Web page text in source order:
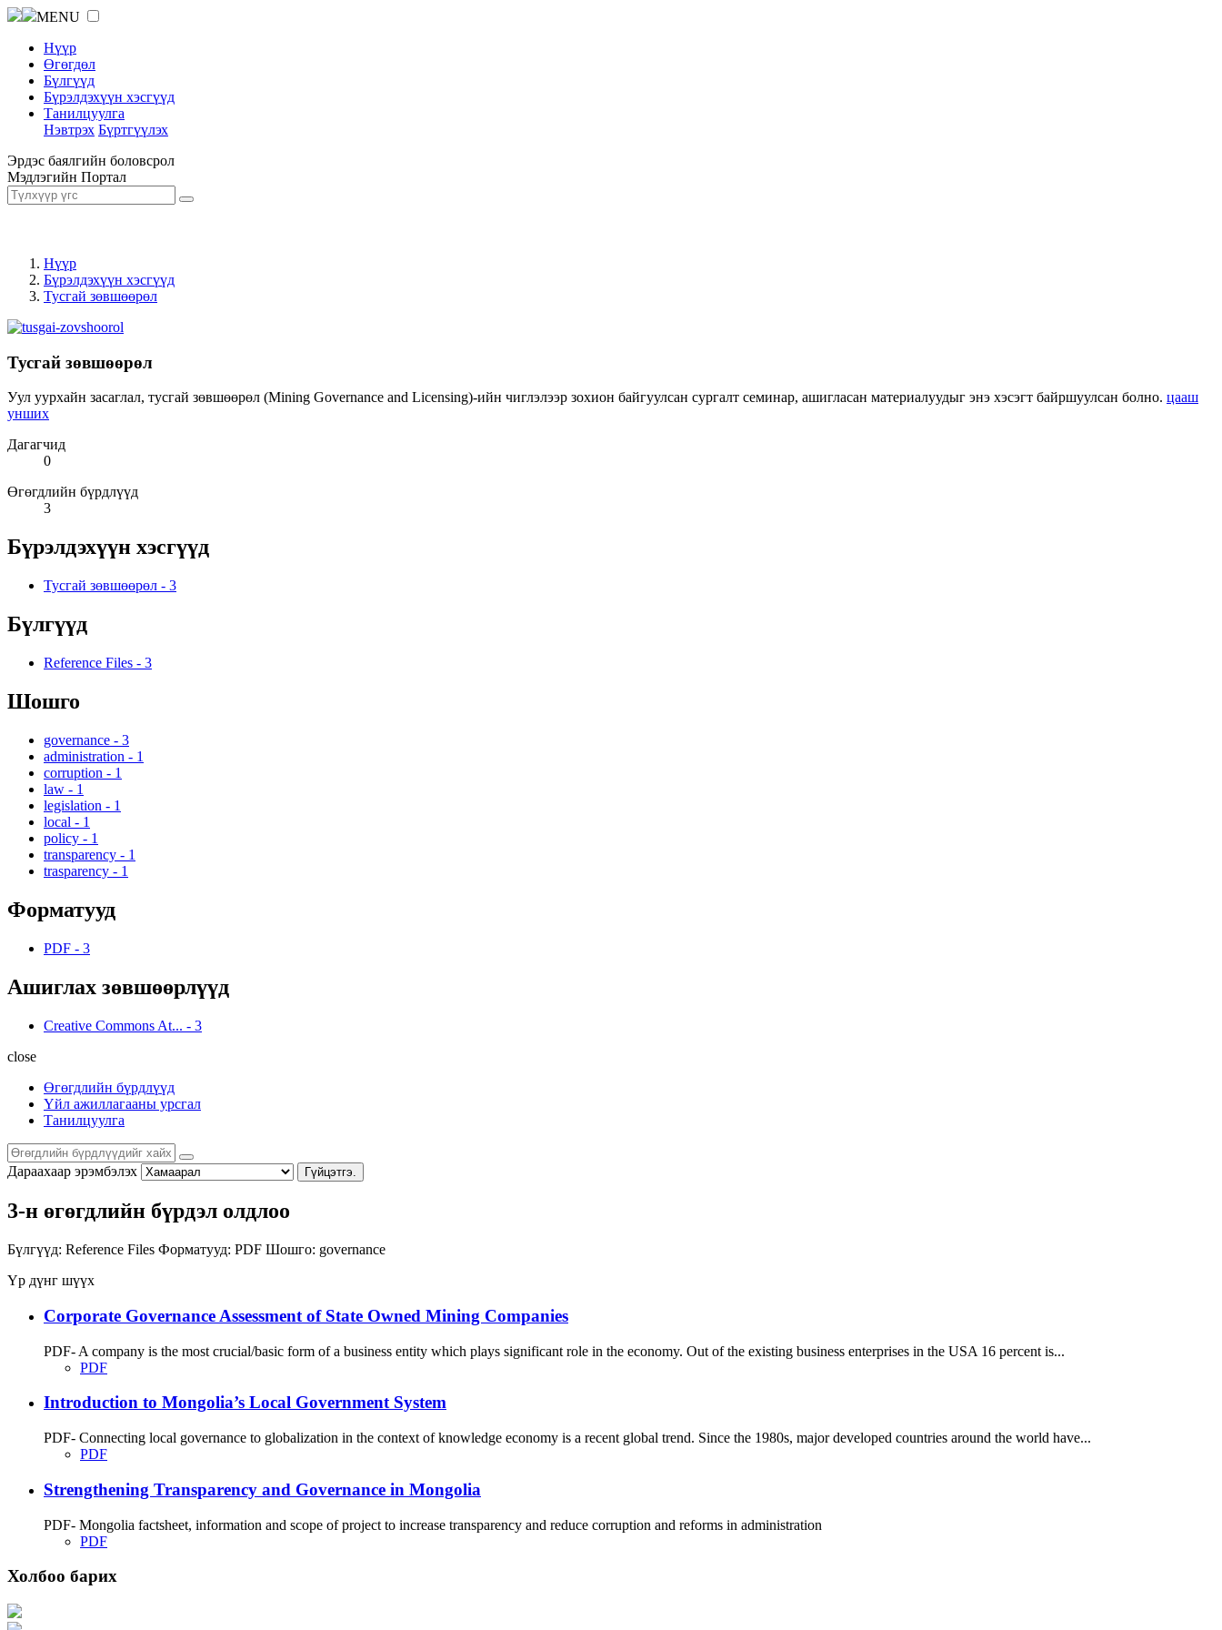
MENU
Нүүр
Өгөгдөл
Бүлгүүд
Бүрэлдэхүүн хэсгүүд
Танилцуулга
Нэвтрэх Бүртгүүлэх
Эрдэс баялгийн боловсрол
Мэдлэгийн Портал
Нүүр
Бүрэлдэхүүн хэсгүүд
Тусгай зөвшөөрөл
Тусгай зөвшөөрөл
Уул уурхайн засаглал, тусгай зөвшөөрөл (Mining Governance and Licensing)-ийн чиглэлээр зохион байгуулсан сургалт семинар, ашигласан материалуудыг энэ хэсэгт байршуулсан болно. цааш
унших
Дагагчид
0
Өгөгдлийн бүрдлүүд
3
Бүрэлдэхүүн хэсгүүд
Тусгай зөвшөөрөл - 3
Бүлгүүд
Reference Files - 3
Шошго
governance - 3
administration - 1
corruption - 1
law - 1
legislation - 1
local - 1
policy - 1
transparency - 1
trasparency - 1
Форматууд
PDF - 3
Ашиглах зөвшөөрлүүд
Creative Commons At... - 3
close
Өгөгдлийн бүрдлүүд
Үйл ажиллагааны урсгал
Танилцуулга
Дараахаар эрэмбэлэх Гүйцэтгэ.
3-н өгөгдлийн бүрдэл олдлоо
Бүлгүүд: Reference Files Форматууд: PDF Шошго: governance
Үр дүнг шүүх
Corporate Governance Assessment of State Owned Mining Companies
PDF- A company is the most crucial/basic form of a business entity which plays significant role in the economy. Out of the existing business enterprises in the USA 16 percent is...
PDF
Introduction to Mongolia’s Local Government System
PDF- Connecting local governance to globalization in the context of knowledge economy is a recent global trend. Since the 1980s, major developed countries around the world have...
PDF
Strengthening Transparency and Governance in Mongolia
PDF- Mongolia factsheet, information and scope of project to increase transparency and reduce corruption and reforms in administration
PDF
Холбоо барих